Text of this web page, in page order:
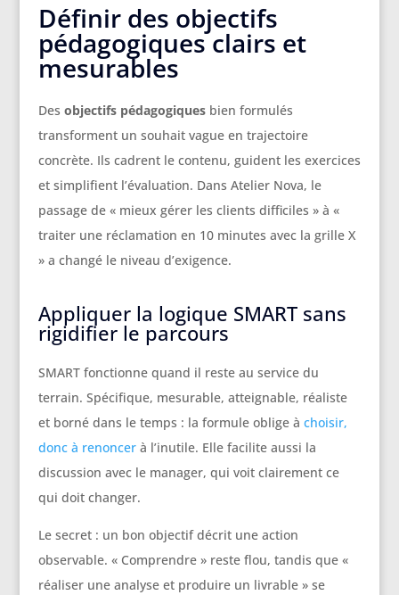
Définir des objectifs
pédagogiques clairs et
mesurables
Des objectifs pédagogiquesbien formulés
transforment un souhait vague en trajectoire
concrète. Ils cadrent le contenu, guident les exercices
et simplifient l’évaluation. Dans Atelier Nova, le
passage de « mieux gérer les clients difficiles » à «
traiter une réclamation en 10 minutes avec la grille X
» a changé le niveau d’exigence.
Appliquer la logique SMART sans
rigidifier le parcours
SMART fonctionne quand il reste au service du
terrain. Spécifique, mesurable, atteignable, réaliste
et borné dans le temps : la formule oblige à choisir,
donc à renoncerà l’inutile. Elle facilite aussi la
discussion avec le manager, qui voit clairement ce
qui doit changer.
Le secret : un bon objectif décrit une action
observable. « Comprendre » reste flou, tandis que «
réaliser une analyse et produire un livrable » se